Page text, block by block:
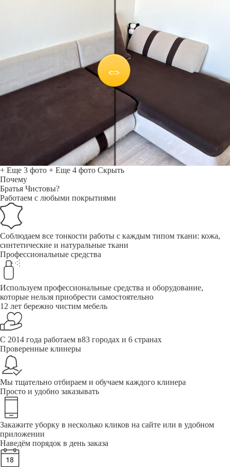
+ Еще 3 фото + Еще 4 фото Скрыть
Почему
Братья Чистовы?
Работаем с любыми покрытиями
Соблюдаем все тонкости работы с каждым типом ткани: кожа,
синтетические и натуральные ткани
Профессиональные средства
Используем профессиональные средства и оборудование,
которые нельзя приобрести самостоятельно
12 лет бережно чистим мебель
С 2014 года работаем в83 городах и 6 странах
Проверенные клинеры
Мы тщательно отбираем и обучаем каждого клинера
Просто и удобно заказывать
Закажите уборку в несколько кликов на сайте или в удобном
приложении
Наведём порядок в день заказа